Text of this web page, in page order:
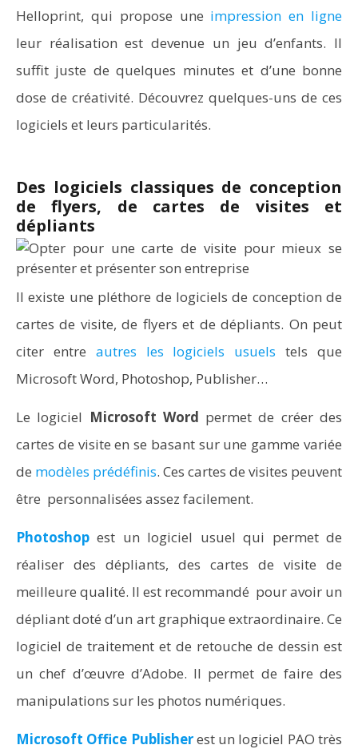
Helloprint, qui propose une impression en ligne
leur réalisation est devenue un jeu d’enfants. Il
suffit juste de quelques minutes et d’une bonne
dose de créativité. Découvrez quelques-uns de ces
logiciels et leurs particularités.
Des logiciels classiques de conception
de flyers, de cartes de visites et
dépliants
Il existe une pléthore de logiciels de conception de
cartes de visite, de flyers et de dépliants. On peut
citer entre autres les logiciels usuels tels que
Microsoft Word, Photoshop, Publisher…
Le logiciel Microsoft Word permet de créer des
cartes de visite en se basant sur une gamme variée
de modèles prédéfinis. Ces cartes de visites peuvent
être personnalisées assez facilement.
Photoshop est un logiciel usuel qui permet de
réaliser des dépliants, des cartes de visite de
meilleure qualité. Il est recommandé pour avoir un
dépliant doté d’un art graphique extraordinaire. Ce
logiciel de traitement et de retouche de dessin est
un chef d’œuvre d’Adobe. Il permet de faire des
manipulations sur les photos numériques.
Microsoft Office Publisherest un logiciel PAO très